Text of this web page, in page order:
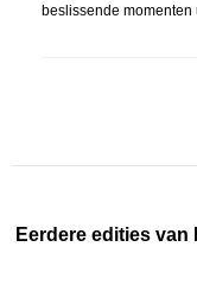
beslissende
Eerdere edities